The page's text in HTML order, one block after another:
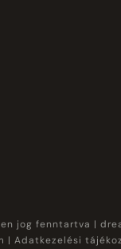
jog fenntartva |
| Adatkezelési